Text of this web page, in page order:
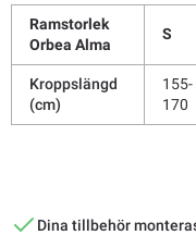
Ramstorlek
Orbea Alma
S
Kroppslängd
(cm)
155-
170
Dina tillbehör